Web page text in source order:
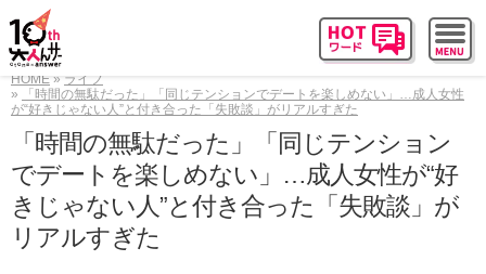
HOME
ライフ
「時間の無駄だった」「同じテンションでデートを楽しめない」…成人女性
が“好きじゃない人”と付き合った「失敗談」がリアルすぎた
「時間の無駄だった」「同じテンション
でデートを楽しめない」…成人女性が“好
きじゃない人”と付き合った「失敗談」が
リアルすぎた